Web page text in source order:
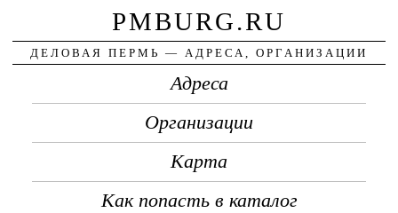
PMBURG.RU
ДЕЛОВАЯ ПЕРМЬ — АДРЕСА, ОРГАНИЗАЦИИ
Адреса
Организации
Карта
Как попасть в каталог